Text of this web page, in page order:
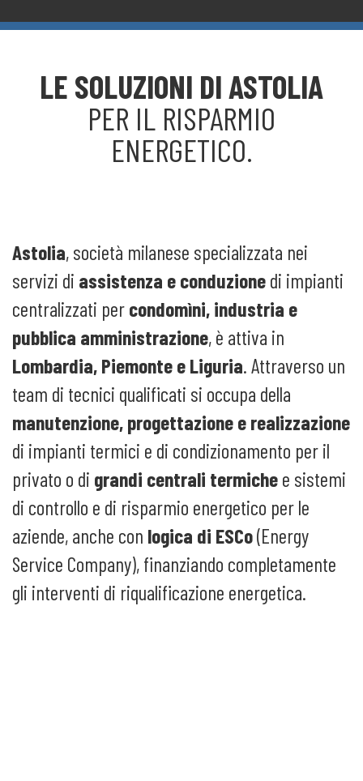
LE SOLUZIONI DI ASTOLIA
PER IL RISPARMIO
ENERGETICO.
Astolia, società milanese specializzata nei
servizi di assistenza e conduzione di impianti
centralizzati per condomìni, industria e
pubblica amministrazione, è attiva in
Lombardia, Piemonte e Liguria. Attraverso un
team di tecnici qualificati si occupa della
manutenzione, progettazione e realizzazione
di impianti termici e di condizionamento per il
privato o di grandi centrali termiche e sistemi
di controllo e di risparmio energetico per le
aziende, anche con logica di ESCo(Energy
Service Company), finanziando completamente
gli interventi di riqualificazione energetica.